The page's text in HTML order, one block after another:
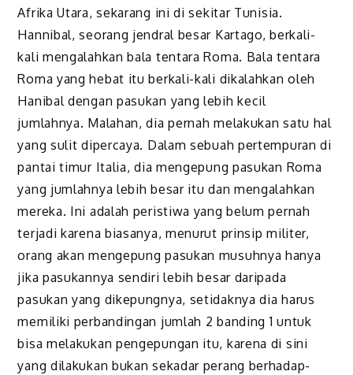
Afrika Utara, sekarang ini di sekitar Tunisia.
Hannibal, seorang jendral besar Kartago, berkali-
kali mengalahkan bala tentara Roma. Bala tentara
Roma yang hebat itu berkali-kali dikalahkan oleh
Hanibal dengan pasukan yang lebih kecil
jumlahnya. Malahan, dia pernah melakukan satu hal
yang sulit dipercaya. Dalam sebuah pertempuran di
pantai timur Italia, dia mengepung pasukan Roma
yang jumlahnya lebih besar itu dan mengalahkan
mereka. Ini adalah peristiwa yang belum pernah
terjadi karena biasanya, menurut prinsip militer,
orang akan mengepung pasukan musuhnya hanya
jika pasukannya sendiri lebih besar daripada
pasukan yang dikepungnya, setidaknya dia harus
memiliki perbandingan jumlah 2 banding 1 untuk
bisa melakukan pengepungan itu, karena di sini
yang dilakukan bukan sekadar perang berhadap-